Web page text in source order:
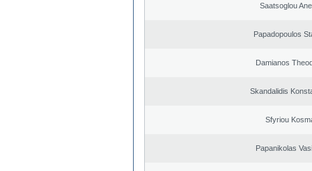
Saatsoglou
Papadopoulos
Damianos
Skandalidis
Sfyriou
Papanikolas